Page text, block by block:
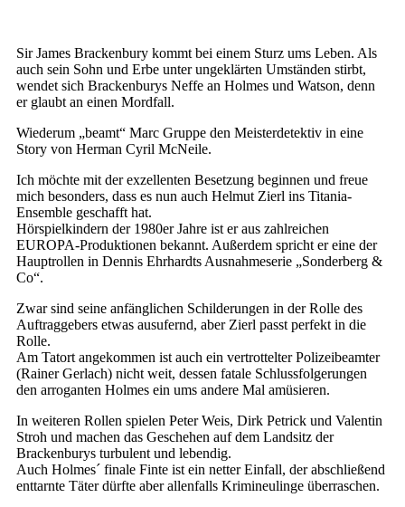
Sir James Brackenbury kommt bei einem Sturz ums Leben. Als
auch sein Sohn und Erbe unter ungeklärten Umständen stirbt,
wendet sich Brackenburys Neffe an Holmes und Watson, denn
er glaubt an einen Mordfall.
Wiederum „beamt“ Marc Gruppe den Meisterdetektiv in eine
Story von Herman Cyril McNeile.
Ich möchte mit der exzellenten Besetzung beginnen und freue
mich besonders, dass es nun auch Helmut Zierl ins Titania-
Ensemble geschafft hat.
Hörspielkindern der 1980er Jahre ist er aus zahlreichen
EUROPA-Produktionen bekannt. Außerdem spricht er eine der
Hauptrollen in Dennis Ehrhardts Ausnahmeserie „Sonderberg &
Co“.
Zwar sind seine anfänglichen Schilderungen in der Rolle des
Auftraggebers etwas ausufernd, aber Zierl passt perfekt in die
Rolle.
Am Tatort angekommen ist auch ein vertrottelter Polizeibeamter
(Rainer Gerlach) nicht weit, dessen fatale Schlussfolgerungen
den arroganten Holmes ein ums andere Mal amüsieren.
In weiteren Rollen spielen Peter Weis, Dirk Petrick und Valentin
Stroh und machen das Geschehen auf dem Landsitz der
Brackenburys turbulent und lebendig.
Auch Holmes´ finale Finte ist ein netter Einfall, der abschließend
enttarnte Täter dürfte aber allenfalls Krimineulinge überraschen.